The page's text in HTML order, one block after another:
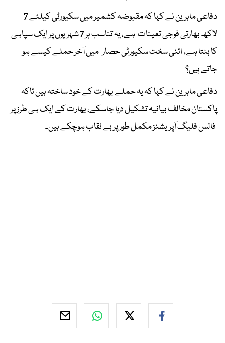
دفاعی ماہرین نے کہا کہ مقبوضہ کشمیر میں سکیورٹی کیلئے 7
لاکھ بھارتی فوجی تعینات ہے، یہ تناسب ہر 7 شہریوں پر ایک سپاہی
کا بنتا ہے، اتنی سخت سکیورٹی حصار میں آخر حملے کیسے ہو
جاتے ہیں؟
دفاعی ماہرین نے کہا کہ یہ حملے بھارت کے خود ساختہ ہیں تاکہ
پاکستان مخالف بیانیہ تشکیل دیا جاسکے، بھارت کے ایک ہی طرز پر
فالس فلیگ آپریشنز مکمل طور پر بے نقاب ہوچکے ہیں۔